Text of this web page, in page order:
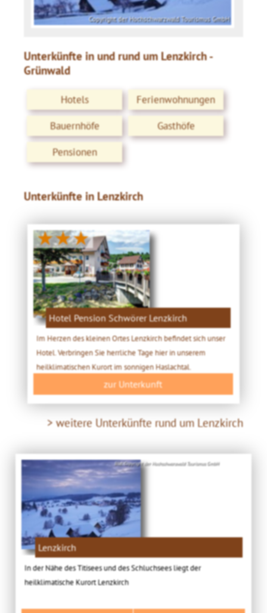
Copyright der Hochschwarzwald Tourismus GmbH
Unterkünfte in und rund um Lenzkirch -
Grünwald
Hotels
Ferienwohnungen
Bauernhöfe
Gasthöfe
Pensionen
Unterkünfte in Lenzkirch
★★★
Hotel Pension Schwörer Lenzkirch
Im Herzen des kleinen Ortes Lenzkirch befindet sich unser
Hotel. Verbringen Sie herrliche Tage hier in unserem
heilklimatischen Kurort im sonnigen Haslachtal.
zur Unterkunft
> weitere Unterkünfte rund um Lenzkirch
Bild: Copyright der Hochschwarzwald Tourismus GmbH
Lenzkirch
In der Nähe des Titisees und des Schluchsees liegt der
heilklimatische Kurort Lenzkirch